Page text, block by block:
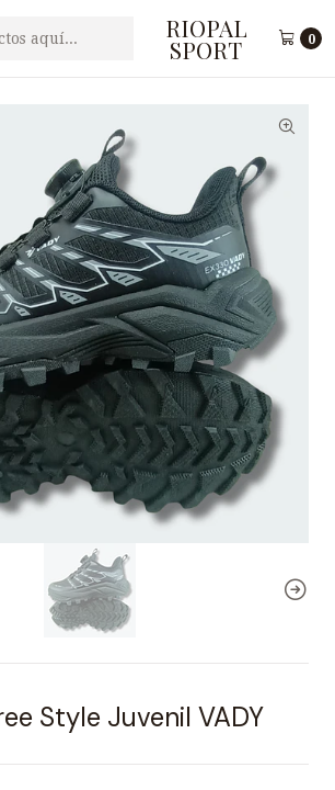
RIOPAL
SPORT 0
Free Style Juvenil VADY N3-15
Style Juvenil VADY